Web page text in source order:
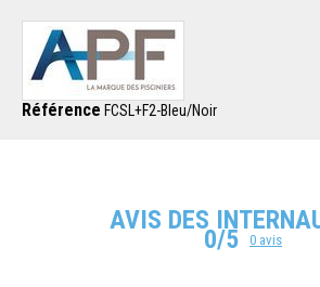
Référence FCSL+F2-Bleu/Noir
AVIS DES
0/5 0 avis